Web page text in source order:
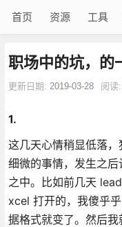
首页 资源 工具
职场中的坑，的
更新日期: 2019-03-28 阅读:
1.
这几天心情稍显低落
细微的事情，发生之
之中。比如前几天
xcel 打开的，我傻乎
据格式就变了。然后我